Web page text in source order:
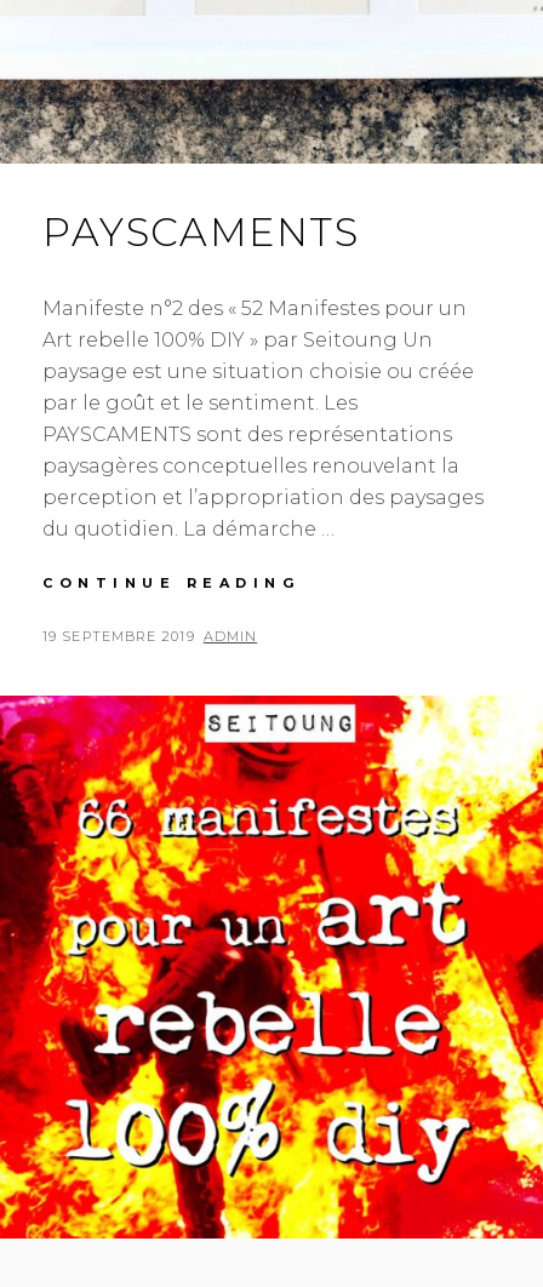
PAYSCAMENTS
Manifeste n°2 des « 52 Manifestes pour un
Art rebelle 100% DIY » par Seitoung Un
paysage est une situation choisie ou créée
par le goût et le sentiment. Les
PAYSCAMENTS sont des représentations
paysagères conceptuelles renouvelant la
perception et l’appropriation des paysages
du quotidien. La démarche …
CONTINUE READING
POSTED
19 SEPTEMBRE 2019 BY
ADMIN